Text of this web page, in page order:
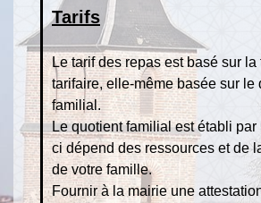
Tarifs
Le tarif des repas est basé sur la
tarifaire, elle-même basée sur le
familial.
Le quotient familial est établi
ci dépend des ressources et de
de votre famille.
Fournir à la mairie une